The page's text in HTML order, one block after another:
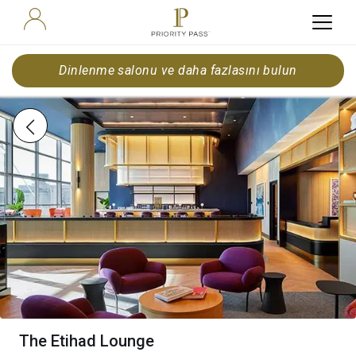
Dinlenme salonu ve daha fazlasını bulun
The Etihad Lounge